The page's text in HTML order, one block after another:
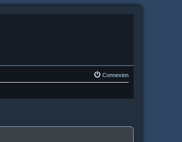
Connexion